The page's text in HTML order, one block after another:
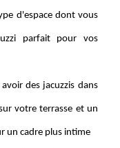
d'espace dont vous
parfait pour vos
des jacuzzis dans
votre terrasse et un
un cadre plus intime